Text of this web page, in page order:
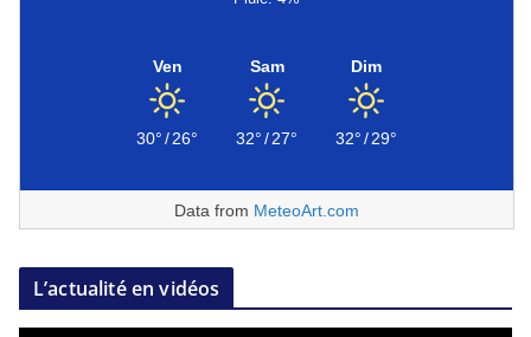
Ven
30°/26°
Sam
32°/27°
Dim
32°/29°
Data from MeteoArt.com
L’actualité en vidéos